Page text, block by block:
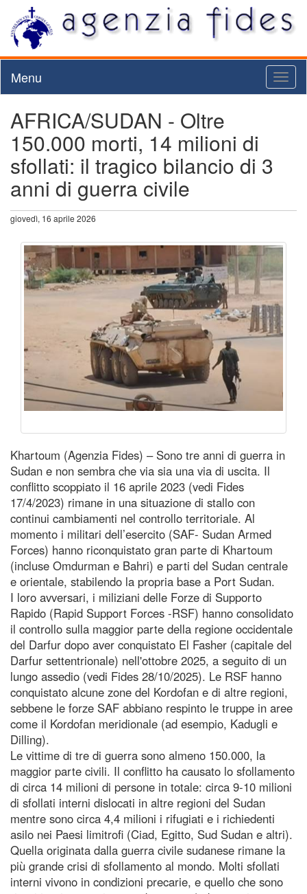
Menu
AFRICA/SUDAN - Oltre
150.000 morti, 14 milioni di
sfollati: il tragico bilancio di 3
anni di guerra civile
giovedì, 16 aprile 2026
Khartoum (Agenzia Fides) – Sono tre anni di guerra in
Sudan e non sembra che via sia una via di uscita. Il
conflitto scoppiato il 16 aprile 2023 (vedi Fides
17/4/2023) rimane in una situazione di stallo con
continui cambiamenti nel controllo territoriale. Al
momento i militari dell’esercito (SAF- Sudan Armed
Forces) hanno riconquistato gran parte di Khartoum
(incluse Omdurman e Bahri) e parti del Sudan centrale
e orientale, stabilendo la propria base a Port Sudan.
I loro avversari, i miliziani delle Forze di Supporto
Rapido (Rapid Support Forces -RSF) hanno consolidato
il controllo sulla maggior parte della regione occidentale
del Darfur dopo aver conquistato El Fasher (capitale del
Darfur settentrionale) nell'ottobre 2025, a seguito di un
lungo assedio (vedi Fides 28/10/2025). Le RSF hanno
conquistato alcune zone del Kordofan e di altre regioni,
sebbene le forze SAF abbiano respinto le truppe in aree
come il Kordofan meridionale (ad esempio, Kadugli e
Dilling).
Le vittime di tre di guerra sono almeno 150.000, la
maggior parte civili. Il conflitto ha causato lo sfollamento
di circa 14 milioni di persone in totale: circa 9-10 milioni
di sfollati interni dislocati in altre regioni del Sudan
mentre sono circa 4,4 milioni i rifugiati e i richiedenti
asilo nei Paesi limitrofi (Ciad, Egitto, Sud Sudan e altri).
Quella originata dalla guerra civile sudanese rimane la
più grande crisi di sfollamento al mondo. Molti sfollati
interni vivono in condizioni precarie, e quello che sono